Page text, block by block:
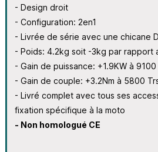
- Design droit
- Configuration: 2en1
- Livrée de série avec une chicane
- Poids: 4.2kg soit -3kg par rapport
- Gain de puissance: +1.9KW à 9100
- Gain de couple: +3.2Nm à 5800
- Livré complet avec tous ses
fixation spécifique à la moto
- Non homologué CE